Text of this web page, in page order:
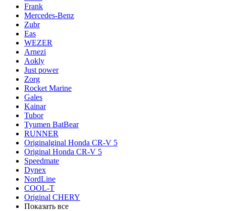
Frank
Mercedes-Benz
Zubr
Eas
WEZER
Arnezi
Aokly
Just power
Zorg
Rocket Marine
Gales
Kainar
Tubor
Tyumen BatBear
RUNNER
Originalginal Honda CR-V 5
Original Honda CR-V 5
Speedmate
Dynex
NordLine
COOL-T
Original СHERY
Показать все